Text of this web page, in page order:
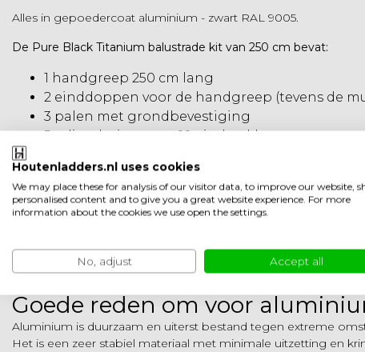
Alles in gepoedercoat aluminium - zwart RAL 9005.
De Pure Black Titanium balustrade kit van 250 cm bevat:
1 handgreep 250 cm lang
2 einddoppen voor de handgreep (tevens de
3 palen met grondbevestiging
5 reling buizen met 10 eindstukken
1 koppelstuk voor de handgreep
1 tube aluminium lijm
De afstand tussen de palen mag niet meer dan 1 meter
verantwoordelijke bouwautoriteit.
Goede reden om voor
Aluminium is duurzaam en uiterst bestand tegen extreme
Het is een zeer stabiel materiaal met minimale uitzetting en
Houtenladders.nl uses cookies
We may place these for analysis of our visitor data, to improve our website,
personalised content and to give you a great website experience. For more
information about the cookies we use open the settings.
No, adjust Accept all